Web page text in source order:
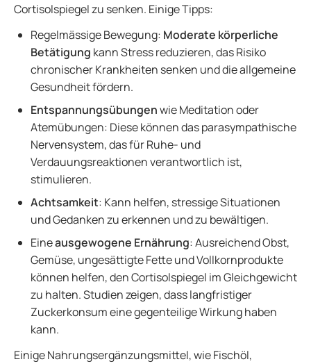
Cortisolspiegel zu senken. Einige Tipps:
Regelmässige Bewegung: Moderate körperliche
Betätigung kann Stress reduzieren, das Risiko
chronischer Krankheiten senken und die allgemeine
Gesundheit fördern.
Entspannungsübungenwie Meditation oder
Atemübungen: Diese können das parasympathische
Nervensystem, das für Ruhe- und
Verdauungsreaktionen verantwortlich ist,
stimulieren.
Achtsamkeit: Kann helfen, stressige Situationen
und Gedanken zu erkennen und zu bewältigen.
Eineausgewogene Ernährung: Ausreichend Obst,
Gemüse, ungesättigte Fette und Vollkornprodukte
können helfen, den Cortisolspiegel im Gleichgewicht
zu halten. Studien zeigen, dass langfristiger
Zuckerkonsum eine gegenteilige Wirkung haben
kann.
Einige Nahrungsergänzungsmittel, wie Fischöl,